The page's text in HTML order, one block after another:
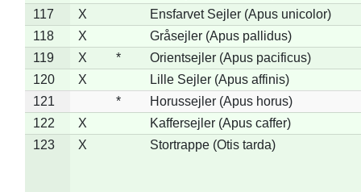
117
X
Ensfarvet Sejler (Apus unicolor)
118
X
Gråsejler (Apus pallidus)
119
X *
Orientsejler (Apus pacificus)
120
X
Lille Sejler (Apus affinis)
121
*
Horussejler (Apus horus)
122
X
Kaffersejler (Apus caffer)
123
X Stortrappe (Otis tarda)